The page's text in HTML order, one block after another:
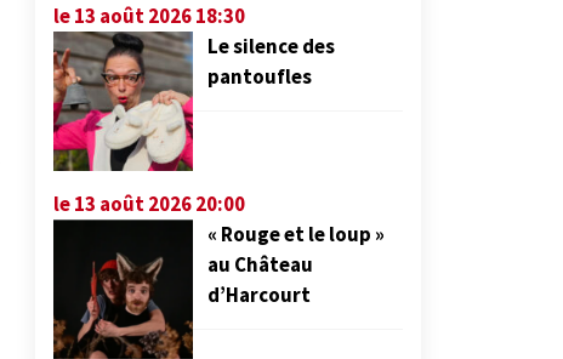
le 13 août 2026 18:30
Le silence des
pantoufles
le 13 août 2026 20:00
« Rouge et le loup »
au Château
d’Harcourt